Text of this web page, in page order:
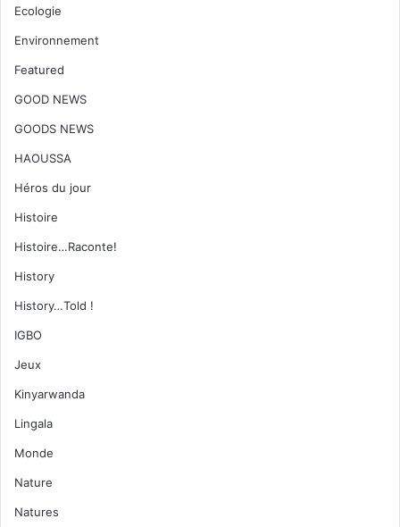
Ecologie
Environnement
Featured
GOOD NEWS
GOODS NEWS
HAOUSSA
Héros du jour
Histoire
Histoire…Raconte!
History
History…Told !
IGBO
Jeux
Kinyarwanda
Lingala
Monde
Nature
Natures